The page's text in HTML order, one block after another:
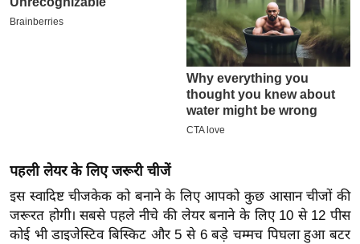
क्रा
इ
सा
ल
पहली लेयर के लिए जरूरी चीजें
इस स्वादिष्ट चीजकेक को बनाने के लिए आपको कुछ आसान चीजों की
जरूरत होगी। सबसे पहले नीचे की लेयर बनाने के लिए 10 से 12 पीस
कोई भी डाइजेस्टिव बिस्किट और 5 से 6 बड़े चम्मच पिघला हुआ बटर